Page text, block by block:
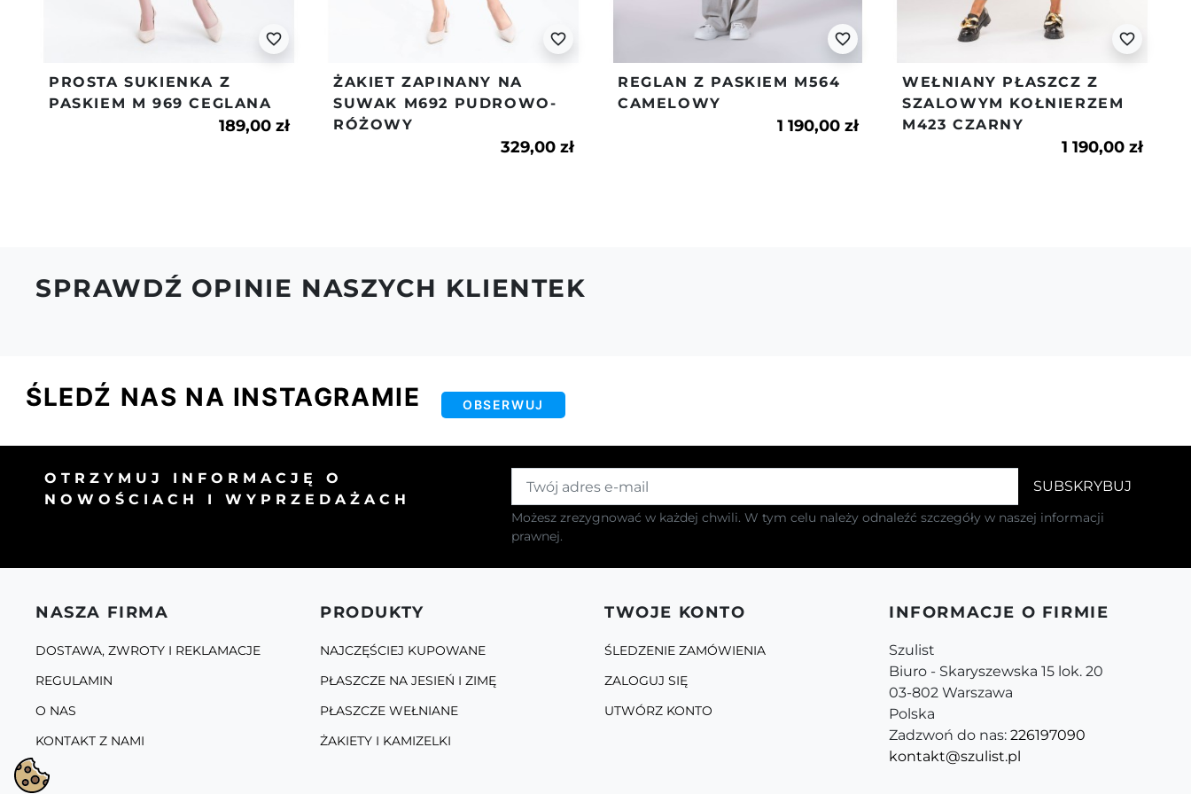
Stylowy i funkcjonalny – idealny wybór na płaszcz
przejściowy - wiosnę i wczesną jesień.
MADE IN POLAND
favorite_border
PROSTA SUKIENKA Z
PASKIEM M 969 CEGLANA
189,00 zł
favorite_border
ŻAKIET ZAPINANY NA
SUWAK M692 PUDROWO-
RÓŻOWY
329,00 zł
favorite_border
REGLAN Z PASKIEM M564
CAMELOWY
1 190,00 zł
favorite_border
WEŁNIANY PŁASZCZ Z
SZALOWYM KOŁNIERZEM
M423 CZARNY
1 190,00 zł
SPRAWDŹ OPINIE NASZYCH KLIENTEK
ŚLEDŹ NAS NA INSTAGRAMIE OBSERWUJ
OTRZYMUJ INFORMACJĘ O
NOWOŚCIACH I WYPRZEDAŻACH
Możesz zrezygnować w każdej chwili. W tym celu należy odnaleźć szczegóły w naszej informacji
prawnej.
NASZA FIRMA
DOSTAWA, ZWROTY I REKLAMACJE
REGULAMIN
O NAS
KONTAKT Z NAMI
PRODUKTY
NAJCZĘŚCIEJ KUPOWANE
PŁASZCZE NA JESIEŃ I ZIMĘ
PŁASZCZE WEŁNIANE
ŻAKIETY I KAMIZELKI
TWOJE KONTO
ŚLEDZENIE ZAMÓWIENIA
ZALOGUJ SIĘ
UTWÓRZ KONTO
INFORMACJE O FIRMIE
Szulist
Biuro - Skaryszewska 15 lok. 20
03-802 Warszawa
Polska
Zadzwoń do nas: 226197090
kontakt@szulist.pl